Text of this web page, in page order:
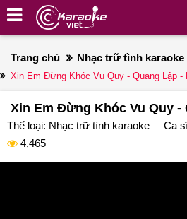
Trang chủ Nhạc trữ tình karaoke
Xin Em Đừng Khóc Vu Quy - Quang Lập -
Xin Em Đừng Khóc Vu Quy -
Thể loại: Nhạc trữ tình karaoke Ca
4,465